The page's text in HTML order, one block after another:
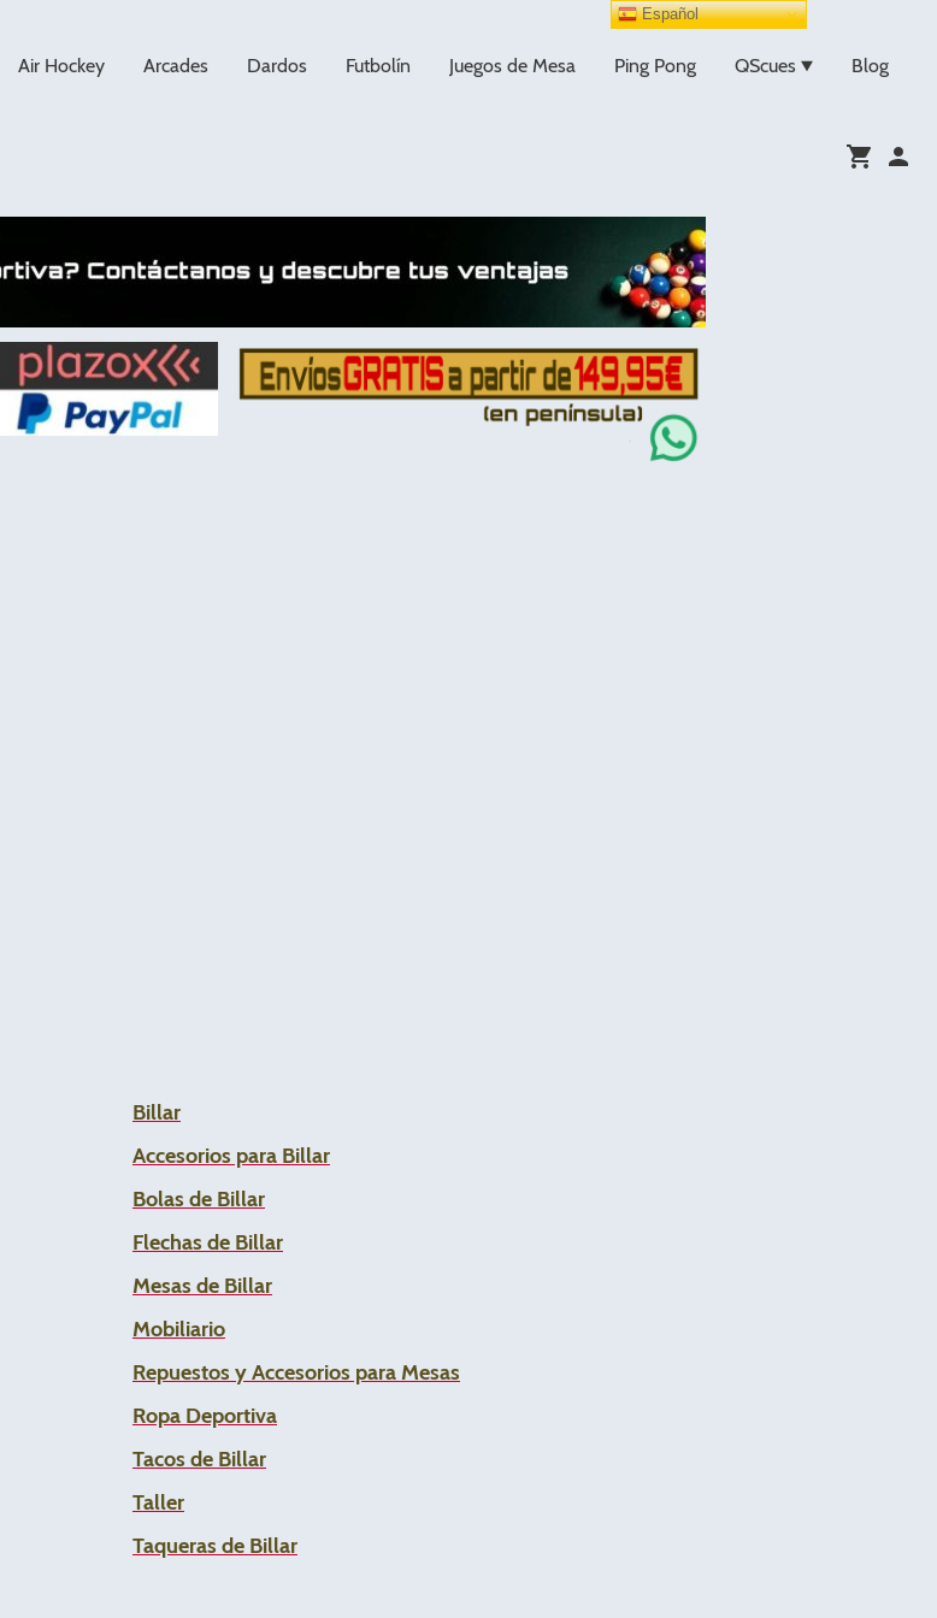
Air Hockey Arcades Dardos Futbolín Juegos de Mesa Ping Pong QScues Blog
Billar
Accesorios para Billar
Bolas de Billar
Flechas de Billar
Mesas de Billar
Mobiliario
Repuestos y Accesorios para Mesas
Ropa Deportiva
Tacos de Billar
Taller
Taqueras de Billar
Español